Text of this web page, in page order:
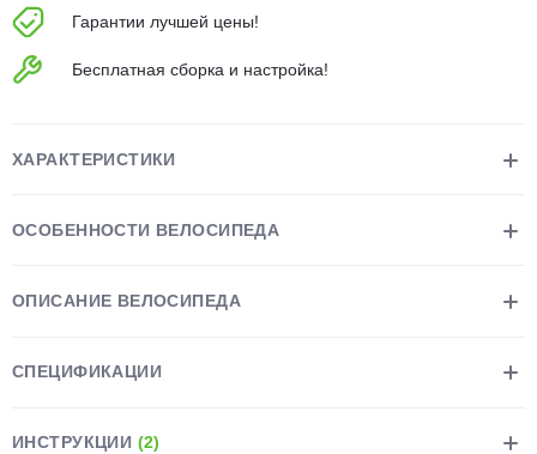
Гарантии лучшей цены!
Бесплатная сборка и настройка!
ХАРАКТЕРИСТИКИ
ОСОБЕННОСТИ ВЕЛОСИПЕДА
ОПИСАНИЕ ВЕЛОСИПЕДА
СПЕЦИФИКАЦИИ
ИНСТРУКЦИИ (2)
недели